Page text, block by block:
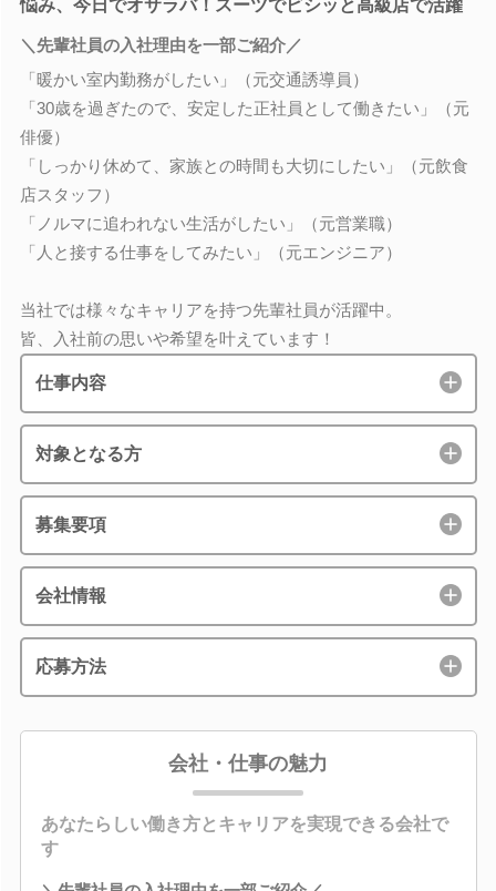
悩み、今日でオサラバ！スーツでビシッと高級店で活躍
＼先輩社員の入社理由を一部ご紹介／
「暖かい室内勤務がしたい」（元交通誘導員）
「30歳を過ぎたので、安定した正社員として働きたい」（元
俳優）
「しっかり休めて、家族との時間も大切にしたい」（元飲食
店スタッフ）
「ノルマに追われない生活がしたい」（元営業職）
「人と接する仕事をしてみたい」（元エンジニア）
当社では様々なキャリアを持つ先輩社員が活躍中。
皆、入社前の思いや希望を叶えています！
仕事内容
対象となる方
募集要項
会社情報
応募方法
会社・仕事の魅力
あなたらしい働き方とキャリアを実現できる会社で
す